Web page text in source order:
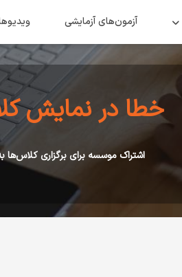
آزمون‌های آزمایشی
خطا در نمایش
اشتراک موسسه برای برگزاری کلاس‌ها